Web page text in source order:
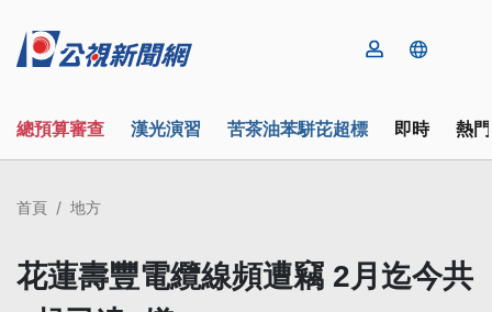
總預算審查 漢光演習 苦茶油苯駢芘超標 即時 熱
首頁 地方
花蓮壽豐電纜線頻遭竊 2月迄今共